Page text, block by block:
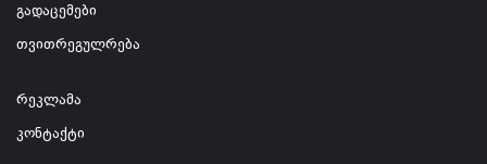
გადაცემები
თვითრეგულრება
რეკლამა
კონტაქტი